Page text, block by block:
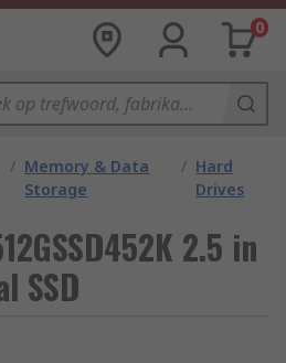
0
/ Memory & Data
Storage
/ Hard
Drives
2.5 in
SSD